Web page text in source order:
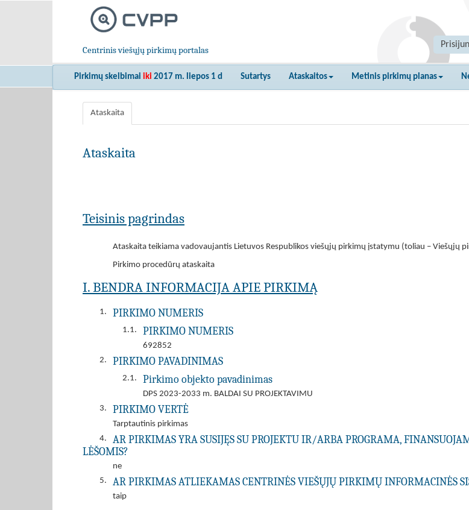
Centrinis viešųjų pirkimų portalas
Pirkimų skelbimai iki 2017 m. liepos 1 d Sutartys Ataskaitos Metinis pirkimų planas
Ataskaita
Ataskaita
Teisinis pagrindas
Ataskaita teikiama vadovaujantis Lietuvos Respublikos viešųjų pirkimų įstatymu (toliau – Viešųjų
Pirkimo procedūrų ataskaita
I. BENDRA INFORMACIJA APIE PIRKIMĄ
1. PIRKIMO NUMERIS
1.1. PIRKIMO NUMERIS
692852
2.
PIRKIMO PAVADINIMAS
2.1. Pirkimo objekto pavadinimas
DPS 2023-2033 m. BALDAI SU PROJEKTAVIMU
3.
PIRKIMO VERTĖ
Tarptautinis pirkimas
4.
AR PIRKIMAS YRA SUSIJĘS SU PROJEKTU IR/ARBA PROGRAMA,
LĖŠOMIS?
ne
5.
AR PIRKIMAS ATLIEKAMAS CENTRINĖS VIEŠŲJŲ PIRKIMŲ INFORMACINĖS
taip